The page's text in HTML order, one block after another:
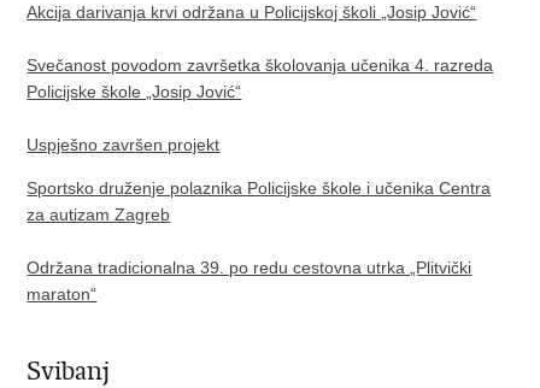
Akcija darivanja krvi održana u Policijskoj školi „Josip Jović“
Svečanost povodom završetka školovanja učenika 4. razreda
Policijske škole „Josip Jović“
Uspješno završen projekt
Sportsko druženje polaznika Policijske škole i učenika Centra
za autizam Zagreb
Održana tradicionalna 39. po redu cestovna utrka „Plitvički
maraton“
Svibanj